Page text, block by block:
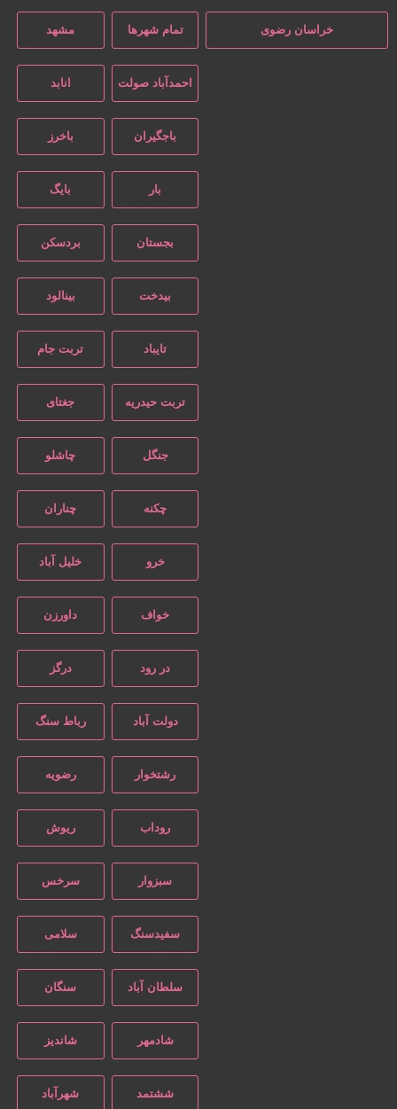
خراسان رضوی تمام شهر‌ها مشهد
احمدآباد صولت
باجگیران باخرز
بجستان بردسکن
بیدخت بینالود
تایباد تربت جام
تربت حیدریه جغتای
جنگل چاشلو
چکنه چناران
خلیل آباد
خواف داورزن
در رود درگز
دولت آباد رباط سنگ
رشتخوار رضویه
روداب ریوش
سبزوار سرخس
سفیدسنگ سلامی
سلطان آباد سنگان
شادمهر شاندیز
ششتمد شهرآباد